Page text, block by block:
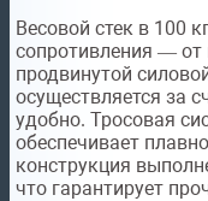
Весовой стек в 100
сопротивления — от
продвинутой
осуществляется за
удобно. Тросовая
обеспечивает
конструкция
что гарантирует